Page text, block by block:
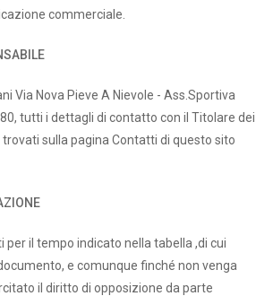
commerciale.
Via Nova Pieve A Nievole - Ass.Sportiva
tutti i dettagli di contatto con il Titolare dei
trovati sulla pagina Contatti di questo sito
per il tempo indicato nella tabella ,di cui
e comunque finché non venga
il diritto di opposizione da parte